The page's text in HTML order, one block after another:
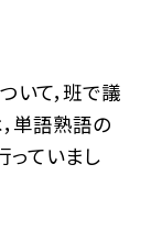
いて，班で議
単語熟語の
っていまし